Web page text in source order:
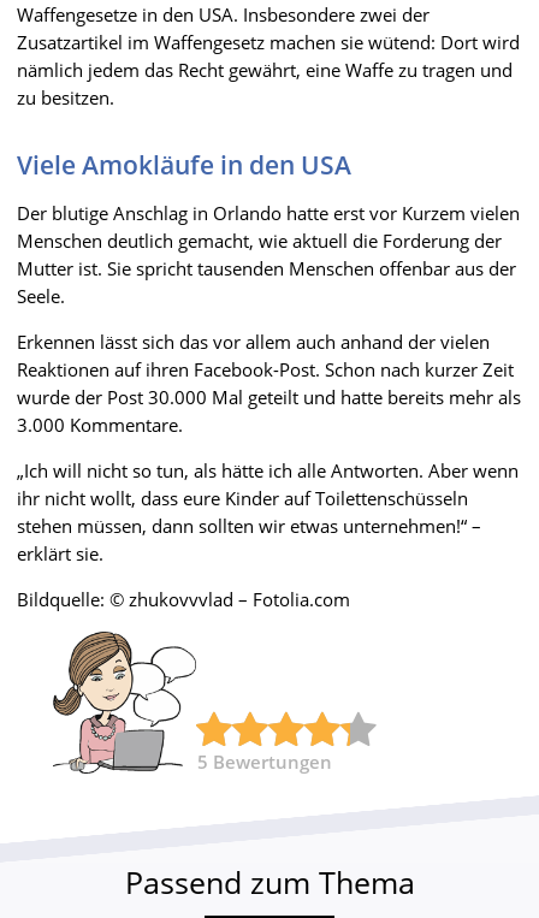
Waffengesetze in den USA. Insbesondere zwei der
Zusatzartikel im Waffengesetz machen sie wütend: Dort wird
nämlich jedem das Recht gewährt, eine Waffe zu tragen und
zu besitzen.
Viele Amokläufe in den USA
Der blutige Anschlag in Orlando hatte erst vor Kurzem vielen
Menschen deutlich gemacht, wie aktuell die Forderung der
Mutter ist. Sie spricht tausenden Menschen offenbar aus der
Seele.
Erkennen lässt sich das vor allem auch anhand der vielen
Reaktionen auf ihren Facebook-Post. Schon nach kurzer Zeit
wurde der Post 30.000 Mal geteilt und hatte bereits mehr als
3.000 Kommentare.
„Ich will nicht so tun, als hätte ich alle Antworten. Aber wenn
ihr nicht wollt, dass eure Kinder auf Toilettenschüsseln
stehen müssen, dann sollten wir etwas unternehmen!“ –
erklärt sie.
Bildquelle: © zhukovvvlad – Fotolia.com
5 Bewertungen
Passend zum Thema